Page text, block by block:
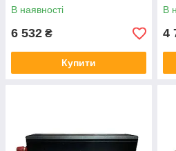
В наявності
6 532 ₴
Купити
В
4